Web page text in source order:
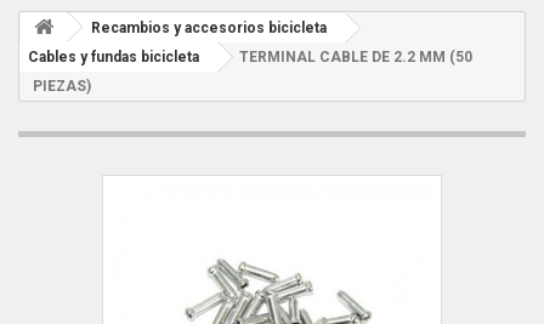
Recambios y accesorios bicicleta
Cables y fundas bicicleta
TERMINAL CABLE DE 2.2 MM (50
PIEZAS)